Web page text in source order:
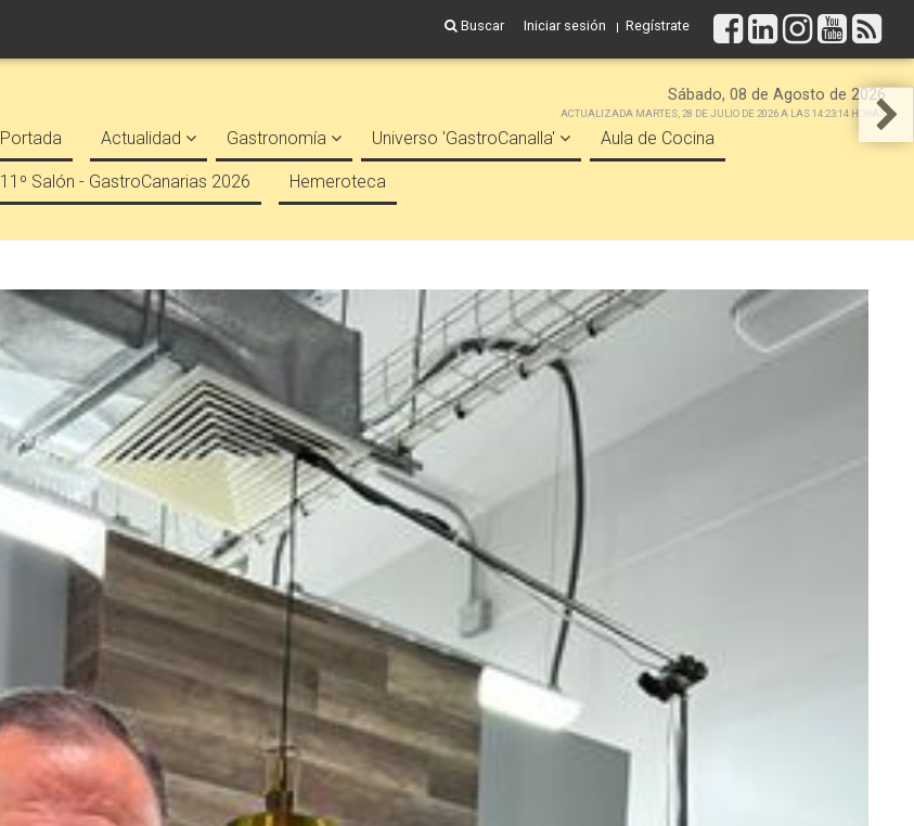
Buscar Iniciar sesión Regístrate
Sábado, 08 de Agosto de 2026
ACTUALIZADA MARTES, 28 DE JULIO DE 2026 A LAS 14:23:14 HORAS
Portada Actualidad Gastronomía Universo 'GastroCanalla' Aula de Cocina
11º Salón - GastroCanarias 2026 Hemeroteca